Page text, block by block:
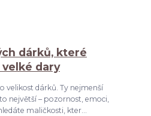
dárků, které
velké dary
velikost dárků. Ty nejmenší
největší – pozornost, emoci,
maličkosti, kter...